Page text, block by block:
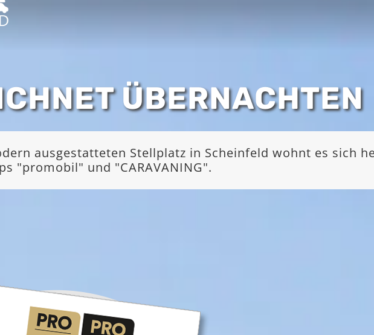
ÜBERNACHTEN
ausgestatteten Stellplatz in Scheinfeld wohnt es sich
"promobil" und "CARAVANING".